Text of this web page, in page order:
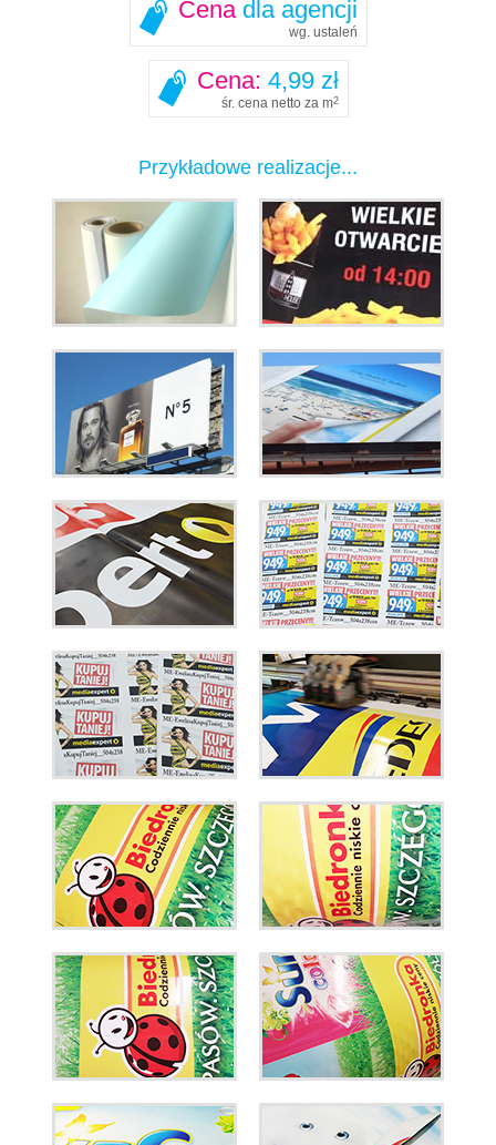
Cena dla agencji
wg. ustaleń
Cena: 4,99 zł
śr. cena netto za m2
Przykładowe realizacje...